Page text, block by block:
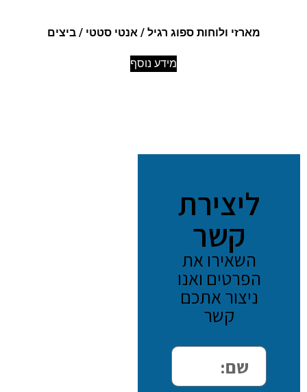
מארזי ולוחות ספוג רגיל / אנטי סטטי / ביצים
מידע נוסף
ליצירת
קשר
השאירו את
הפרטים ואנו
ניצור אתכם
קשר